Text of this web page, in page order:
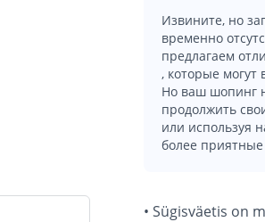
Извините, но
временно
предлагаем
, которые могут
Но ваш шопинг
продолжить
или используя
более
• Sügisväetis on